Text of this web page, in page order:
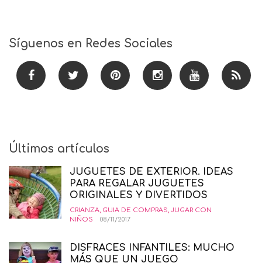
Síguenos en Redes Sociales
Últimos artículos
JUGUETES DE EXTERIOR. IDEAS
PARA REGALAR JUGUETES
ORIGINALES Y DIVERTIDOS
CRIANZA, GUIA DE COMPRAS, JUGAR CON
NIÑOS
08/11/2017
DISFRACES INFANTILES: MUCHO
MÁS QUE UN JUEGO